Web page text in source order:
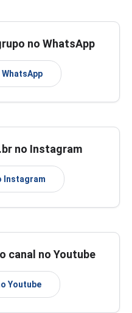
no WhatsApp
no Instagram
Instagram
canal no Youtube
Youtube